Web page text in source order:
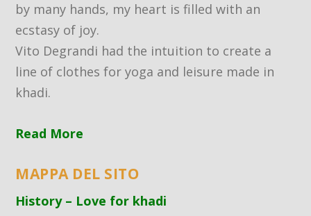
by many hands, my heart is filled with an
ecstasy of joy.
Vito Degrandi had the intuition to create a
line of clothes for yoga and leisure made in
khadi.
Read More
MAPPA DEL SITO
History – Love for khadi